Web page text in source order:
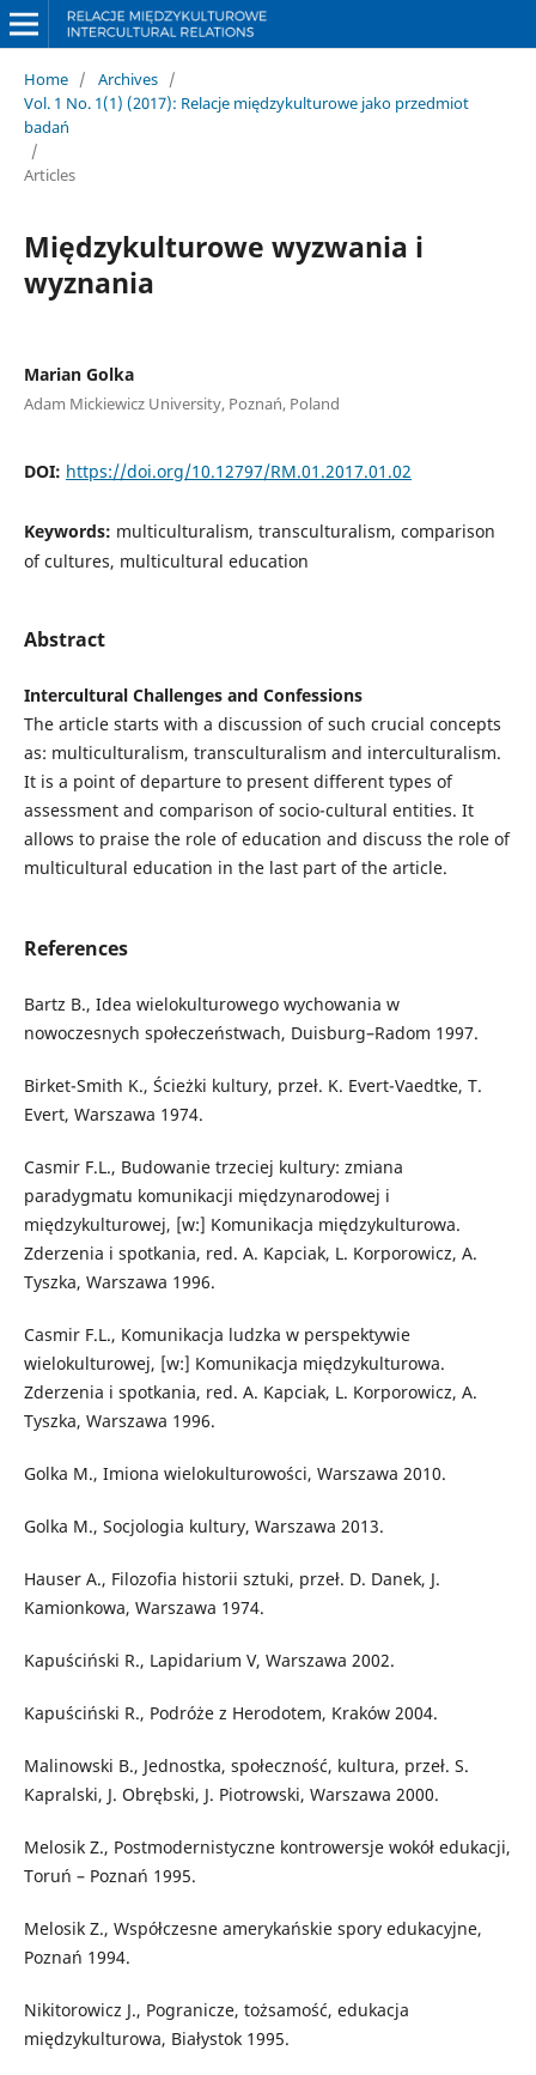
Home / Archives /
Vol. 1 No. 1(1) (2017): Relacje międzykulturowe jako przedmiot
badań
/
Articles
Międzykulturowe wyzwania i
wyznania
Marian Golka
Adam Mickiewicz University, Poznań, Poland
DOI: https://doi.org/10.12797/RM.01.2017.01.02
Keywords: multiculturalism, transculturalism, comparison
of cultures, multicultural education
Abstract
Intercultural Challenges and Confessions
The article starts with a discussion of such crucial concepts
as: multiculturalism, transculturalism and interculturalism.
It is a point of departure to present different types of
assessment and comparison of socio-cultural entities. It
allows to praise the role of education and discuss the role of
multicultural education in the last part of the article.
References
Bartz B., Idea wielokulturowego wychowania w
nowoczesnych społeczeństwach, Duisburg–Radom 1997.
Birket-Smith K., Ścieżki kultury, przeł. K. Evert-Vaedtke, T.
Evert, Warszawa 1974.
Casmir F.L., Budowanie trzeciej kultury: zmiana
paradygmatu komunikacji międzynarodowej i
międzykulturowej, [w:] Komunikacja międzykulturowa.
Zderzenia i spotkania, red. A. Kapciak, L. Korporowicz, A.
Tyszka, Warszawa 1996.
Casmir F.L., Komunikacja ludzka w perspektywie
wielokulturowej, [w:] Komunikacja międzykulturowa.
Zderzenia i spotkania, red. A. Kapciak, L. Korporowicz, A.
Tyszka, Warszawa 1996.
Golka M., Imiona wielokulturowości, Warszawa 2010.
Golka M., Socjologia kultury, Warszawa 2013.
Hauser A., Filozofia historii sztuki, przeł. D. Danek, J.
Kamionkowa, Warszawa 1974.
Kapuściński R., Lapidarium V, Warszawa 2002.
Kapuściński R., Podróże z Herodotem, Kraków 2004.
Malinowski B., Jednostka, społeczność, kultura, przeł. S.
Kapralski, J. Obrębski, J. Piotrowski, Warszawa 2000.
Melosik Z., Postmodernistyczne kontrowersje wokół edukacji,
Toruń – Poznań 1995.
Melosik Z., Współczesne amerykańskie spory edukacyjne,
Poznań 1994.
Nikitorowicz J., Pogranicze, tożsamość, edukacja
międzykulturowa, Białystok 1995.